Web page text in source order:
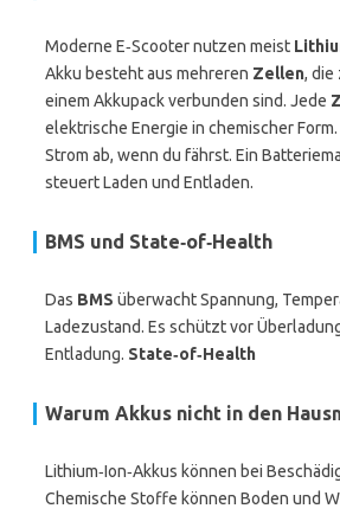
Moderne E‑Scooter nutzen meist
Akku besteht aus mehreren Zellen, die
einem Akkupack verbunden sind. Jede
elektrische Energie in chemischer
Strom ab, wenn du fährst. Ein
steuert Laden und Entladen.
BMS und State‑of‑Health
Das BMS überwacht Spannung,
Ladezustand. Es schützt vor
Entladung. State‑of‑Health
Warum Akkus nicht in den
Lithium‑Ion‑Akkus können bei
Chemische Stoffe können Boden und